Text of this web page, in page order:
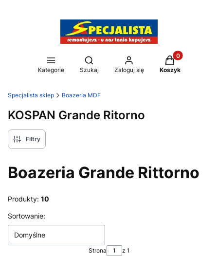
Kategorie
Otwórz wyszukiwarkę
Szukaj Zaloguj się
Produkty w
Koszyk
Specjalista sklep Boazeria MDF
KOSPAN Grande Ritorno
Filtry
Boazeria Grande Rittorno
Produkty: 10
Lista produktów
Sortowanie:
Domyślne
Strona z 1